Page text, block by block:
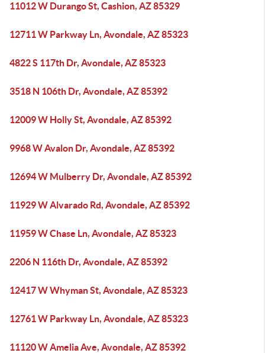
11012 W Durango St, Cashion, AZ 85329
12711 W Parkway Ln, Avondale, AZ 85323
4822 S 117th Dr, Avondale, AZ 85323
3518 N 106th Dr, Avondale, AZ 85392
12009 W Holly St, Avondale, AZ 85392
9968 W Avalon Dr, Avondale, AZ 85392
12694 W Mulberry Dr, Avondale, AZ 85392
11929 W Alvarado Rd, Avondale, AZ 85392
11959 W Chase Ln, Avondale, AZ 85323
2206 N 116th Dr, Avondale, AZ 85392
12417 W Whyman St, Avondale, AZ 85323
12761 W Parkway Ln, Avondale, AZ 85323
11120 W Amelia Ave, Avondale, AZ 85392